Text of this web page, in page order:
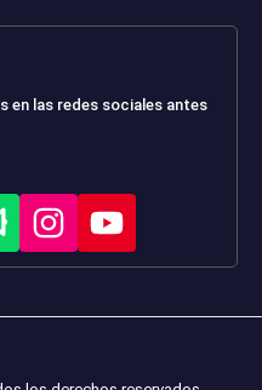
en las redes sociales antes